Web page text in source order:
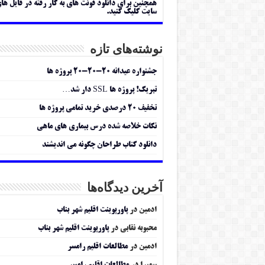
همچنین برای دانلود فونت های به کار رفته در فایل
سایت کلیک کنید.
نوشته‌های تازه
جشنواره عیدانه ۲۰-۲۰-۲۰ پروژه ها
تبریک! پروژه ها SSL دار شد…
تخفیف ۲۰ درصدی خرید تمامی پروژه ها
نکات خلاصه شده درس بیماری های ماهی
دانلود کتاب طراحان چگونه می اندیشند
آخرین دیدگاه‌ها
ادمین درپاورپوینت اقلیم شهر بناب
محبوبه نقابی درپاورپوینت اقلیم شهر بناب
ادمین درمطالعات اقلیم رامسر